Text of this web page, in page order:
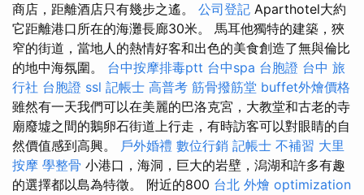
商店，距離酒店只有幾步之遙。 公司登記 Aparthotel大約
它距離港口所在的海灘長廊30米。 馬耳他獨特的建築，狹
窄的街道，當地人的熱情好客和出色的美食創造了無與倫比
的地中海氛圍。 台中按摩排毒ptt 台中spa 台胞證 台中 旅
行社 台胞證 ssl 記帳士 高普考 筋骨撥筋堂 buffet外燴價格
雖然有一天我們可以在美麗的巴洛克宮，大教堂和古老的寺
廟廢墟之間的鵝卵石街道上行走，有時訪客可以對眼睛的自
然價值感到高興。 戶外婚禮 數位行銷 記帳士 不補習 大里
按摩 學整骨 小港口，海洞，巨大的岩壁，潟湖和許多有趣
的選擇都以島為特徵。 附近的800 台北 外燴 optimization